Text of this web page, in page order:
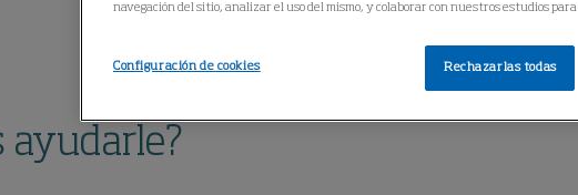
ayudarle?
navegación del sitio, analizar el uso del mismo, y colaborar con nuestros estudios
Rechazarlas todas
Configuración de cookies